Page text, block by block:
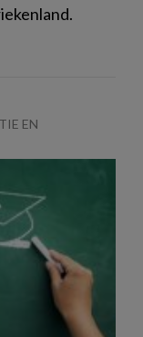
EN